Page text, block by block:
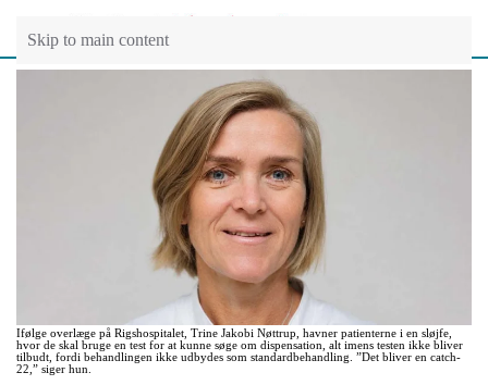
Skip to main content
Ifølge overlæge på Rigshospitalet, Trine Jakobi Nøttrup, havner patienterne i en sløjfe,
hvor de skal bruge en test for at kunne søge om dispensation, alt imens testen ikke bliver
tilbudt, fordi behandlingen ikke udbydes som standardbehandling. ”Det bliver en catch-
22,” siger hun.